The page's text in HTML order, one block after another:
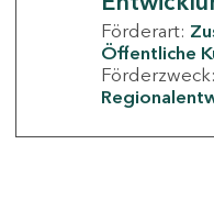
Förderart:
Öffentliche
Förderzweck: